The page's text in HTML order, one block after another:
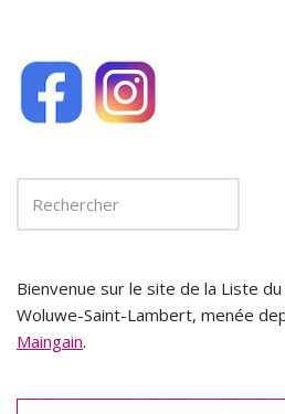
Bienvenue sur le site de la Liste
Woluwe-Saint-Lambert, menée
Maingain.